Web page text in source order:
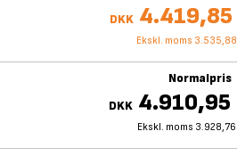
DKK 4.419,85
Ekskl. moms 3.535,88
Normalpris
DKK 4.910,95
Ekskl. moms 3.928,76